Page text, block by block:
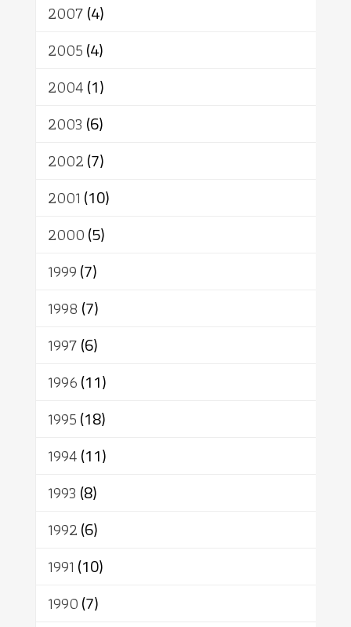
2007(4)
2005(4)
2004(1)
2003 (6)
2002(7)
2001 (10)
2000(5)
1999(7)
1998 (7)
1997(6)
1996(11)
1995(18)
1994(11)
1993 (8)
1992(6)
1991 (10)
1990(7)